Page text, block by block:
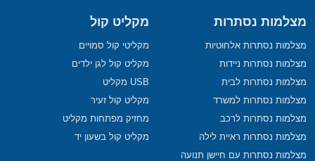
מצלמות נסתרות
מצלמות נסתרות אלחוטיות
מצלמות נסתרות ניידות
מצלמות נסתרות לבית
מצלמות נסתרות למשרד
מצלמות נסתרות לרכב
מצלמות נסתרות ראיית לילה
מצלמות נסתרות עם חיישן תנועה
מקליט קול
מקליטי קול סמויים
מקליט קול לגן ילדים
USB מקליט
מקליט קול זעיר
מחזיק מפתחות מקליט
מקליט קול בשעון יד